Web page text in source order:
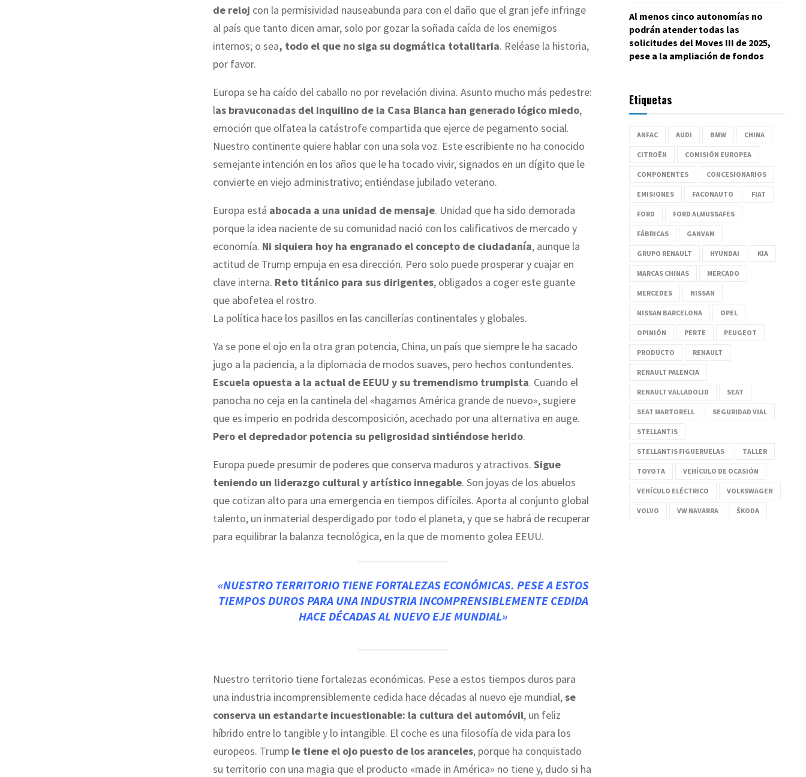
de reloj con la permisividad nauseabunda para con el daño que el gran jefe infringe
al país que tanto dicen amar, solo por gozar la soñada caída de los enemigos
internos; o sea, todo el que no siga su dogmática totalitaria. Reléase la historia,
por favor.
Europa se ha caído del caballo no por revelación divina. Asunto mucho más pedestre:
las bravuconadas del inquilino de la Casa Blanca han generado lógico miedo,
emoción que olfatea la catástrofe compartida que ejerce de pegamento social.
Nuestro continente quiere hablar con una sola voz. Este escribiente no ha conocido
semejante intención en los años que le ha tocado vivir, signados en un dígito que le
convierte en viejo administrativo; entiéndase jubilado veterano.
Europa está abocada a una unidad de mensaje. Unidad que ha sido demorada
porque la idea naciente de su comunidad nació con los calificativos de mercado y
economía. Ni siquiera hoy ha engranado el concepto de ciudadanía, aunque la
actitud de Trump empuja en esa dirección. Pero solo puede prosperar y cuajar en
clave interna. Reto titánico para sus dirigentes, obligados a coger este guante
que abofetea el rostro.
La política hace los pasillos en las cancillerías continentales y globales.
Ya se pone el ojo en la otra gran potencia, China, un país que siempre le ha sacado
jugo a la paciencia, a la diplomacia de modos suaves, pero hechos contundentes.
Escuela opuesta a la actual de EEUU y su tremendismo trumpista. Cuando el
panocha no ceja en la cantinela del «hagamos América grande de nuevo», sugiere
que es imperio en podrida descomposición, acechado por una alternativa en auge.
Pero el depredador potencia su peligrosidad sintiéndose herido.
Europa puede presumir de poderes que conserva maduros y atractivos. Sigue
teniendo un liderazgo cultural y artístico innegable. Son joyas de los abuelos
que cotizan alto para una emergencia en tiempos difíciles. Aporta al conjunto global
talento, un inmaterial desperdigado por todo el planeta, y que se habrá de recuperar
para equilibrar la balanza tecnológica, en la que de momento golea EEUU.
«NUESTRO TERRITORIO TIENE FORTALEZAS ECONÓMICAS. PESE A ESTOS
TIEMPOS DUROS PARA UNA INDUSTRIA INCOMPRENSIBLEMENTE CEDIDA
HACE DÉCADAS AL NUEVO EJE MUNDIAL»
Nuestro territorio tiene fortalezas económicas. Pese a estos tiempos duros para
una industria incomprensiblemente cedida hace décadas al nuevo eje mundial,se
conserva un estandarte incuestionable: la cultura del automóvil, un feliz
híbrido entre lo tangible y lo intangible. El coche es una filosofía de vida para los
europeos. Trump le tiene el ojo puesto de los aranceles, porque ha conquistado
su territorio con una magia que el producto «made in América» no tiene y, dudo si ha
Al menos cinco autonomías no
podrán atender todas las
solicitudes del Moves III de 2025,
pese a la ampliación de fondos
Etiquetas
ANFAC AUDI BMW CHINA
CITROËN COMISIÓN EUROPEA
COMPONENTES CONCESIONARIOS
EMISIONES FACONAUTO FIAT
FORD FORD ALMUSSAFES
FÁBRICAS GANVAM
GRUPO RENAULT HYUNDAI KIA
MARCAS CHINAS MERCADO
MERCEDES NISSAN
NISSAN BARCELONA OPEL
OPINIÓN PERTE PEUGEOT
PRODUCTO RENAULT
RENAULT PALENCIA
RENAULT VALLADOLID SEAT
SEAT MARTORELL SEGURIDAD VIAL
STELLANTIS
STELLANTIS FIGUERUELAS TALLER
TOYOTA VEHÍCULO DE OCASIÓN
VEHÍCULO ELÉCTRICO VOLKSWAGEN
VOLVO VW NAVARRA ŠKODA